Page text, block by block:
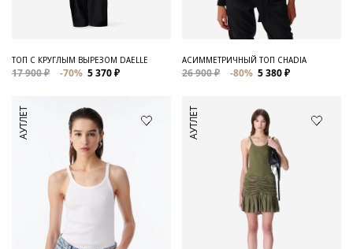
ТОП С КРУГЛЫМ ВЫРЕЗОМ DAELLE
17 900 ₽ -70% 5 370 ₽
АСИММЕТРИЧНЫЙ ТОП CHADIA
26 900 ₽ -80% 5 380 ₽
АУТЛЕТ АУТЛЕТ